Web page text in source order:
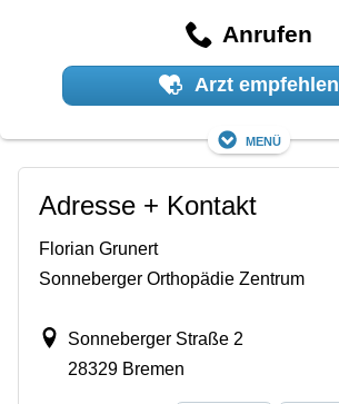
Anrufen
Arzt empfehlen
Menü
Adresse + Kontakt
Florian Grunert
Sonneberger Orthopädie Zentrum
Sonneberger Straße 2
28329 Bremen